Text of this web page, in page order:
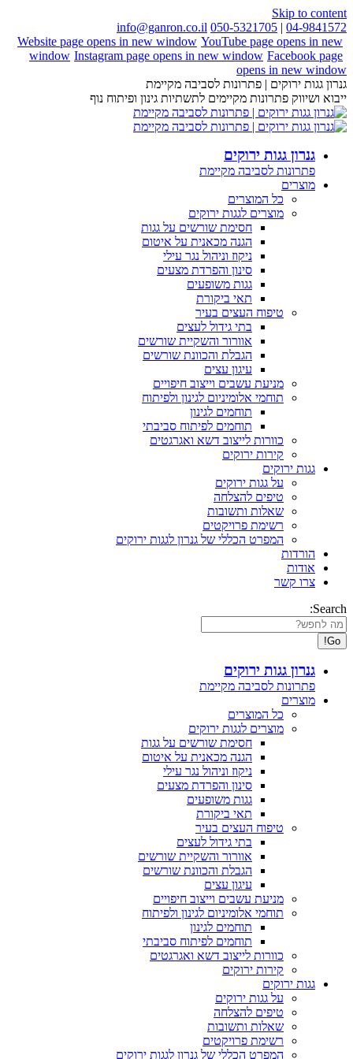
Skip to content
04-9841572
|
050-5321705
info@ganron.co.il
Website page opens in new window YouTube page opens in new
window Instagram page opens in new window Facebook page
opens in new window
גנרון גגות ירוקים | פתרונות לסביבה מקיימת
ייבוא ושיווק פתרונות מקיימים לתשתיות גינון ופיתוח נוף
גנרון גגות ירוקים
פתרונות לסביבה מקיימת
מוצרים
כל המוצרים
מוצרים לגגות ירוקים
חסימת שורשים על גגות
הגנה מכאנית על איטום
ניקוז וניהול נגר עילי
סינון והפרדת מצעים
גגות משופעים
תאי ביקורת
טיפוח העצים בעיר
בתי גידול לעצים
אוורור והשקיית שורשים
הגבלת והכוונת שורשים
עיגון עצים
מניעת עשבים וייצוב חיפויים
תוחמי אלומיניום לגינון ולפיתוח
תוחמים לגינון
תוחמים לפיתוח סביבתי
כוורות לייצוב דשא ואגרגטים
קירות ירוקים
גגות ירוקים
על גגות ירוקים
טיפים להצלחה
שאלות ותשובות
רשימת פרויקטים
המפרט הכללי של גנרון לגגות ירוקים
הורדות
אודות
צרו קשר
Search:
גנרון גגות ירוקים
פתרונות לסביבה מקיימת
מוצרים
כל המוצרים
מוצרים לגגות ירוקים
חסימת שורשים על גגות
הגנה מכאנית על איטום
ניקוז וניהול נגר עילי
סינון והפרדת מצעים
גגות משופעים
תאי ביקורת
טיפוח העצים בעיר
בתי גידול לעצים
אוורור והשקיית שורשים
הגבלת והכוונת שורשים
עיגון עצים
מניעת עשבים וייצוב חיפויים
תוחמי אלומיניום לגינון ולפיתוח
תוחמים לגינון
תוחמים לפיתוח סביבתי
כוורות לייצוב דשא ואגרגטים
קירות ירוקים
גגות ירוקים
על גגות ירוקים
טיפים להצלחה
שאלות ותשובות
רשימת פרויקטים
המפרט הכללי של גנרון לגגות ירוקים